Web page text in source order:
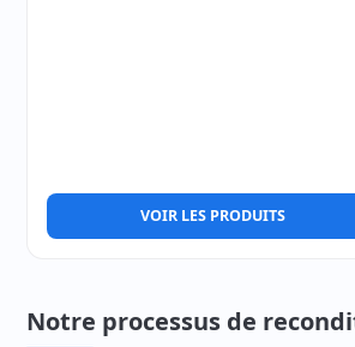
VOIR LES PRODUITS
Notre processus de